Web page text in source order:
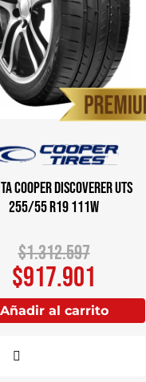
COOPER DISCOVERER UTS
255/55 R19 111W
$1.312.597
$917.901
Añadir al carrito